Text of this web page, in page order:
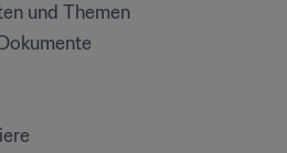
und Themen